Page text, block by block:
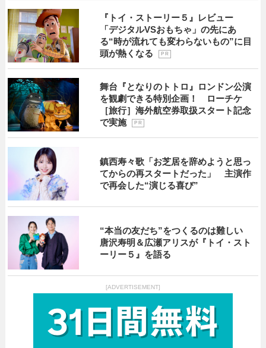
『トイ・ストーリー５』レビュー
「デジタルVSおもちゃ」の先にあ
る“時が流れても変わらないもの”に目
頭が熱くなる
P R
舞台『となりのトトロ』ロンドン公演
を観劇できる特別企画！ ローチケ
［旅行］海外航空券取扱スタート記念
で実施
P R
鎮西寿々歌「お芝居を辞めようと思っ
てからの再スタートだった」 主演作
で再会した“演じる喜び”
“本当の友だち”をつくるのは難しい
唐沢寿明＆広瀬アリスが『トイ・スト
ーリー５』を語る
[ADVERTISEMENT]